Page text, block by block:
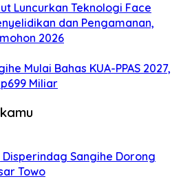
Luncurkan Teknologi Face
dan Pengamanan,
2026
Mulai Bahas KUA-PPAS 2027,
Miliar
Sangihe Dorong
Towo